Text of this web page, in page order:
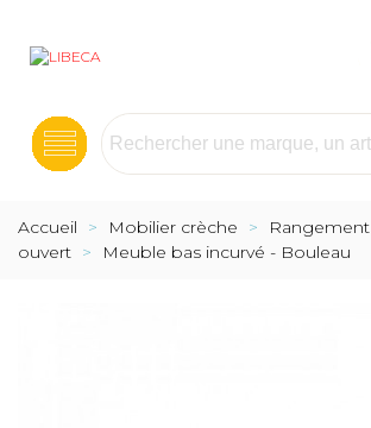
Accueil > Mobilier crèche > Rangement
ouvert > Meuble bas incurvé - Bouleau